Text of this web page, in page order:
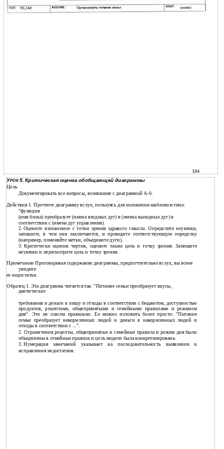
184
УРОК5. Критическая оценка обобщающей диаграммы
Цель
Документировать все вопросы, возникшие с диаграммой А-0.
Действия 1. Прочтите диаграмму вслух, пользуясь для изложения шаблоном типа:
"функция
(имя блока) преобразует (имена входных дуг) в (имена выходных дуг) в
соответствии с (имена дуг управления).
2. Оцените изложенное с точки зрения здравого смысла. Определите неувязки,
запишите, в чем они заключаются, и проведите соответствующую переделку
(например, поменяйте метки, объедините дуги).
3. Критически оценив чертеж, оцените также цель и точку зрения. Запишите
неувязки и пересмотрите цель и точку зрения.
Примечание Проговаривая содержание диаграммы, предпочтительно вслух, вы яснее
увидите
ее недостатки.
Образец 1. Эта диаграмма читается так: "Питание семьи преобразует вкусы,
диетические
требования и деньги в пищу и отходы в соответствии с бюджетом, доступностью
продуктов, рецептами, общепринятыми и семейными правилами и режимом
дня". Это не совсем правильно. Ее можно изложить более просто: "Питание
семьи преобразует некормленных людей и деньги в накормленных людей и
отходы в соответствии с ...".
2. Ограничения рецепты, общепринятые и семейные правила и режим дня были
объединены в семейные правила и цель модели была конкретизирована.
3. Нумерация замечаний указывает на последовательность выявления и
исправления недостатков.